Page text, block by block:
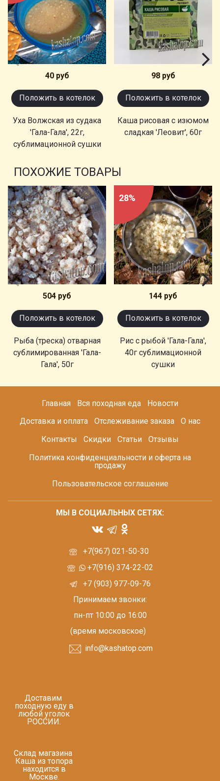
40 руб
Положить в котелок
Уха Волжская из судака
'Гала-Гала', 22г,
сублимационной сушки
98 руб
Положить в котелок
Каша рисовая с изюмом
сладкая 'Леовит', 60г
ПОХОЖИЕ ТОВАРЫ
504 руб
Положить в котелок
Рыба (треска) отварная
сублимированная 'Гала-
Гала', 50г
28%
144 руб
Положить в котелок
Рис с рыбой 'Гала-Гала',
40г сублимационной
сушки
Главная Вся походная еда
Новости
Доставка и оплата
Отслеживание заказа
О нас
Контакты
Скидки Статьи
Отзывы
Политика конфиденциальности и оферта на
продажу
Пользовательское соглашение
+7(967) 021-50-30
+7(916) 374-22-02
+7 (903) 977-09-76
Принимаем звонки:
пн-пт 10:00 до 16:00
(время московское)
info@kashatop.com
Доставим
походную еду в
любой уголок
РОССИИ.
Склад магазина
Каша из топора
находится в
Москве.
МЫ В СОЦИАЛЬНЫХ СЕТЯХ: